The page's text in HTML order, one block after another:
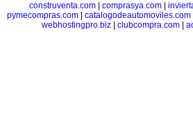
construventa.com| comprasya.com|
pymecompras.com| catalogodeautomoviles.com
webhostingpro.biz| clubcompra.com|